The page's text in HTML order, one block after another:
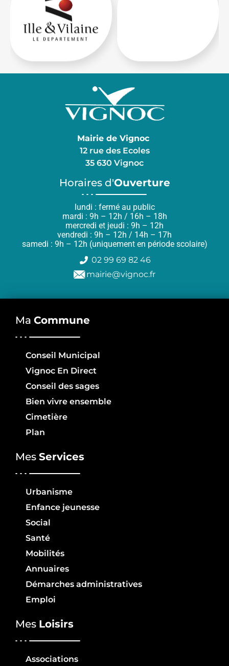
Mairie de Vignoc
12 rue des Ecoles
35 630 Vignoc
Horaires d'Ouverture
lundi : fermé au public
mardi : 9h – 12h / 16h – 18h
mercredi et jeudi : 9h – 12h
vendredi : 9h – 12h / 14h – 17h
samedi : 9h – 12h (uniquement en période scolaire)
02 99 69 82 46
mairie@vignoc.fr
Ma Commune
Conseil Municipal
Vignoc En Direct
Conseil des sages
Bien vivre ensemble
Cimetière
Plan
Mes Services
Urbanisme
Enfance jeunesse
Social
Santé
Mobilités
Annuaires
Démarches administratives
Emploi
Mes Loisirs
Associations